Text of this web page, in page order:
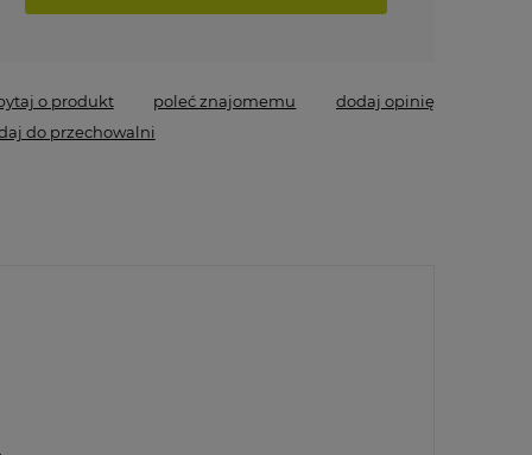
o produkt poleć znajomemu
dodaj opinię
do przechowalni